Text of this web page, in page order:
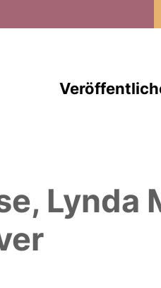
Lynda